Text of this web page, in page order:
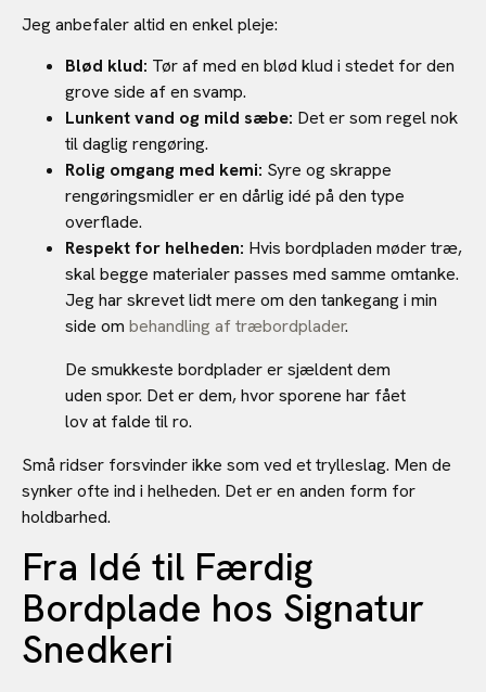
Jeg anbefaler altid en enkel pleje:
Blød klud: Tør af med en blød klud i stedet for den
grove side af en svamp.
Lunkent vand og mild sæbe: Det er som regel nok
til daglig rengøring.
Rolig omgang med kemi: Syre og skrappe
rengøringsmidler er en dårlig idé på den type
overflade.
Respekt for helheden: Hvis bordpladen møder træ,
skal begge materialer passes med samme omtanke.
Jeg har skrevet lidt mere om den tankegang i min
side om behandling af træbordplader.
De smukkeste bordplader er sjældent dem
uden spor. Det er dem, hvor sporene har fået
lov at falde til ro.
Små ridser forsvinder ikke som ved et trylleslag. Men de
synker ofte ind i helheden. Det er en anden form for
holdbarhed.
Fra Idé til Færdig
Bordplade hos Signatur
Snedkeri